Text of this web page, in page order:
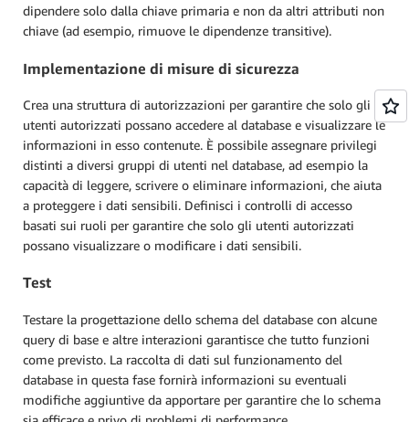
dipendere solo dalla chiave primaria e non da altri attributi non
chiave (ad esempio, rimuove le dipendenze transitive).
Implementazione di misure di sicurezza
Crea una struttura di autorizzazioni per garantire che solo gli
utenti autorizzati possano accedere al database e visualizzare le
informazioni in esso contenute. È possibile assegnare privilegi
distinti a diversi gruppi di utenti nel database, ad esempio la
capacità di leggere, scrivere o eliminare informazioni, che aiuta
a proteggere i dati sensibili. Definisci i controlli di accesso
basati sui ruoli per garantire che solo gli utenti autorizzati
possano visualizzare o modificare i dati sensibili.
Test
Testare la progettazione dello schema del database con alcune
query di base e altre interazioni garantisce che tutto funzioni
come previsto. La raccolta di dati sul funzionamento del
database in questa fase fornirà informazioni su eventuali
modifiche aggiuntive da apportare per garantire che lo schema